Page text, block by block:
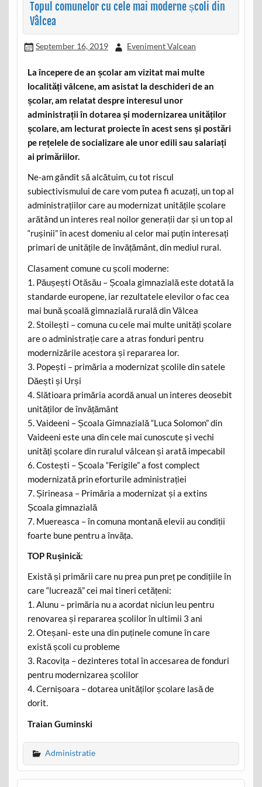
Topul comunelor cu cele mai moderne școli din
Vâlcea
September 16, 2019 Eveniment Valcean
La începere de an școlar am vizitat mai multe
localități vâlcene, am asistat la deschideri de an
școlar, am relatat despre interesul unor
administrații în dotarea și modernizarea unităților
școlare, am lecturat proiecte în acest sens și postări
pe rețelele de socializare ale unor edili sau salariați
ai primăriilor.
Ne-am gândit să alcătuim, cu tot riscul
subiectivismului de care vom putea fi acuzați, un top al
administrațiilor care au modernizat unitățile școlare
arătând un interes real noilor generații dar și un top al
“rușinii” în acest domeniu al celor mai puțin interesați
primari de unitățile de învățământ, din mediul rural.
Clasament comune cu școli moderne:
1. Păușești Otăsău – Școala gimnazială este dotată la
standarde europene, iar rezultatele elevilor o fac cea
mai bună școală gimnazială rurală din Vâlcea
2. Stoilești – comuna cu cele mai multe unități școlare
are o administrație care a atras fonduri pentru
modernizările acestora și repararea lor.
3. Popești – primăria a modernizat școlile din satele
Dăești și Urși
4. Slătioara primăria acordă anual un interes deosebit
unităților de învățământ
5. Vaideeni – Școala Gimnazială “Luca Solomon” din
Vaideeni este una din cele mai cunoscute și vechi
unități școlare din ruralul vâlcean și arată impecabil
6. Costești – Școala “Ferigile” a fost complect
modernizată prin eforturile administrației
7. Șirineasa – Primăria a modernizat și a extins
Școala gimnazială
7. Muereasca – în comuna montană elevii au condiții
foarte bune pentru a învăța.
TOP Rușinică:
Există și primării care nu prea pun preț pe condițiile în
care “lucrează” cei mai tineri cetățeni:
1. Alunu – primăria nu a acordat niciun leu pentru
renovarea și repararea școlilor în ultimii 3 ani
2. Oteșani- este una din puținele comune în care
există școli cu probleme
3. Racovița – dezinteres total în accesarea de fonduri
pentru modernizarea școlilor
4. Cernișoara – dotarea unităților școlare lasă de
dorit.
Traian Guminski
Administratie